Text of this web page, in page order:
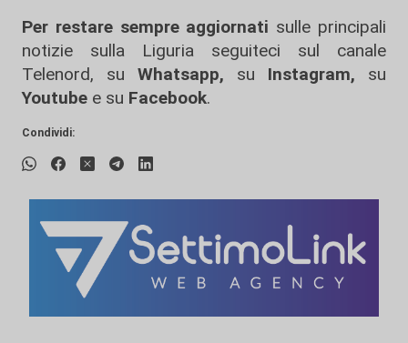
Per restare sempre aggiornati sulle principali
notizie sulla Liguria seguiteci sul canale
Telenord, su
Whatsapp, su Instagram, su
Youtube e su Facebook.
Condividi: